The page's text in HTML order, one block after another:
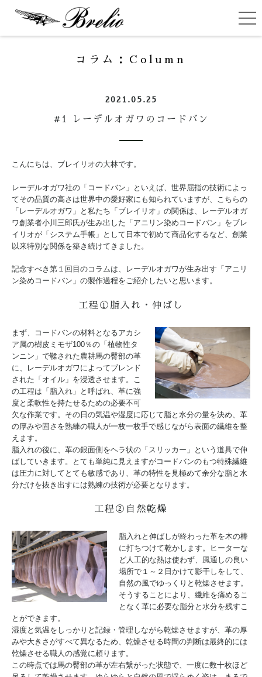
コラム ：Column
2021.05.25
#1 レーデルオガワのコードバン
こんにちは、ブレイリオの大林です。
レーデルオガワ社の「コードバン」といえば、世界屈指の技術によっ
てその品質の高さは世界中の愛好家にも知られていますが、こちらの
「レーデルオガワ」と私たち「ブレイリオ」の関係は、レーデルオガ
ワ創業者小川三郎氏が生み出した「アニリン染めコードバン」をブレ
イリオが「システム手帳」として日本で初めて商品化するなど、創業
以来特別な関係を築き続けてきました。
記念すべき第１回目のコラムは、レーデルオガワが生み出す「アニリ
ン染めコードバン」の製作過程をご紹介したいと思います。
工程①脂入れ・伸ばし
まず、コードバンの材料となるアカシ
ア属の樹皮ミモザ100％の「植物性タ
ンニン」で鞣された農耕馬の臀部の革
に、レーデルオガワによってブレンド
された「オイル」を浸透させます。こ
の工程は「脂入れ」と呼ばれ、革に強
度と柔軟性を持たせるための必要不可
欠な作業です。その日の気温や湿度に応じて脂と水分の量を決め、革
の厚みや固さを熟練の職人が一枚一枚手で感じながら表面の繊維を整
えます。
脂入れの後に、革の銀面側をヘラ状の「スリッカー」という道具で伸
ばしていきます。とても単純に見えますがコードバンのもつ特殊繊維
は圧力に対してとても敏感であり、革の特性を見極めて余分な脂と水
分だけを抜き出すには熟練の技術が必要となります。
工程②自然乾燥
脂入れと伸ばしが終わった革を木の棒
に打ちつけて乾かします。ヒーターな
ど人工的な熱は使わず、風通しの良い
場所で１～２日かけて影干しをして、
自然の風でゆっくりと乾燥させます。
そうすることにより、繊維を痛めるこ
となく革に必要な脂分と水分を残すこ
とができます。
湿度と気温をしっかりと記録・管理しながら乾燥させますが、革の厚
みや大きさがすべて異なるため、乾燥させる時間の判断は最終的には
乾燥させる職人の感覚に頼ります。
この時点では馬の臀部の革が左右繋がった状態で、一度に数十枚ほど